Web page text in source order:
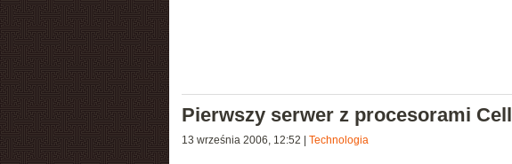
Pierwszy serwer z procesorami Cell
13 września 2006, 12:52 Technologia